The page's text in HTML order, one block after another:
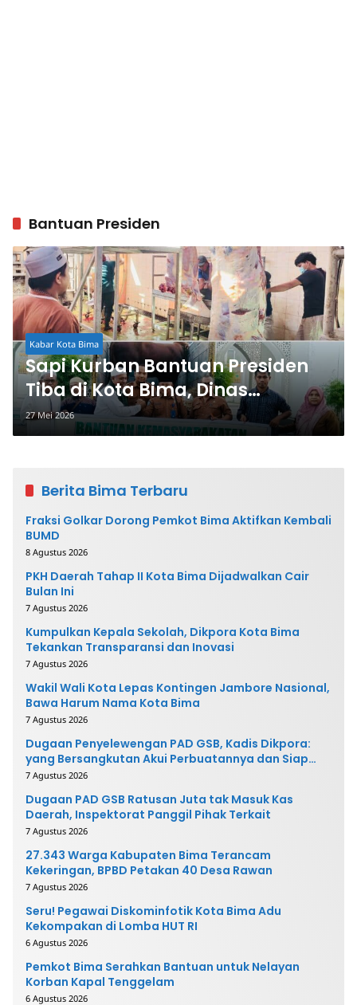
Bantuan Presiden
Kabar Kota Bima
Sapi Kurban Bantuan Presiden
Tiba di Kota Bima, Dinas
Pertanian Pantau Pemotongan
dan Penyalurannya
27 Mei 2026
Berita Bima Terbaru
Fraksi Golkar Dorong Pemkot Bima Aktifkan Kembali
BUMD
8 Agustus 2026
PKH Daerah Tahap II Kota Bima Dijadwalkan Cair
Bulan Ini
7 Agustus 2026
Kumpulkan Kepala Sekolah, Dikpora Kota Bima
Tekankan Transparansi dan Inovasi
7 Agustus 2026
Wakil Wali Kota Lepas Kontingen Jambore Nasional,
Bawa Harum Nama Kota Bima
7 Agustus 2026
Dugaan Penyelewengan PAD GSB, Kadis Dikpora:
yang Bersangkutan Akui Perbuatannya dan Siap
Mengembalikan Uang
7 Agustus 2026
Dugaan PAD GSB Ratusan Juta tak Masuk Kas
Daerah, Inspektorat Panggil Pihak Terkait
7 Agustus 2026
27.343 Warga Kabupaten Bima Terancam
Kekeringan, BPBD Petakan 40 Desa Rawan
7 Agustus 2026
Seru! Pegawai Diskominfotik Kota Bima Adu
Kekompakan di Lomba HUT RI
6 Agustus 2026
Pemkot Bima Serahkan Bantuan untuk Nelayan
Korban Kapal Tenggelam
6 Agustus 2026